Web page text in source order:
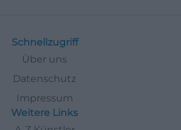
Schnellzugriff
Über uns
Datenschutz
Impressum
Weitere Links